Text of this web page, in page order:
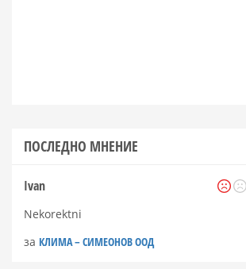
ПОСЛЕДНО МНЕНИЕ
Ivan
Nekorektni
за КЛИМА – СИМЕОНОВ ООД